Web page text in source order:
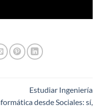
Estudiar Ingeniería
desde Sociales: sí,